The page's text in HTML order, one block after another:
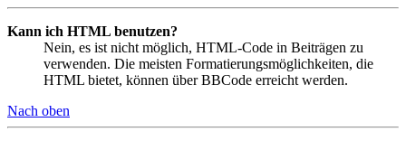
Kann ich HTML benutzen?
Nein, es ist nicht möglich, HTML-Code in Beiträgen zu
verwenden. Die meisten Formatierungsmöglichkeiten, die
HTML bietet, können über BBCode erreicht werden.
Nach oben